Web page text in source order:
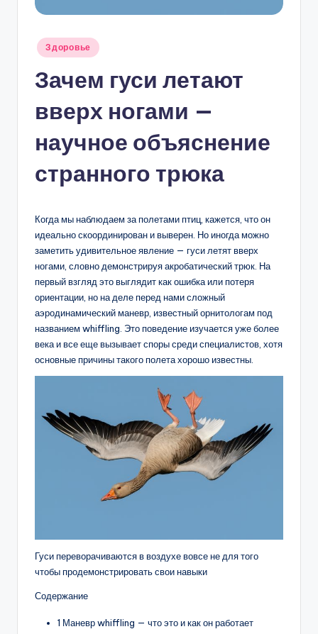
Опубликовано
Здоровье
Зачем гуси летают
вверх ногами —
научное объяснение
странного трюка
Когда мы наблюдаем за полетами птиц, кажется, что он
идеально скоординирован и выверен. Но иногда можно
заметить удивительное явление — гуси летят вверх
ногами, словно демонстрируя акробатический трюк. На
первый взгляд это выглядит как ошибка или потеря
ориентации, но на деле перед нами сложный
аэродинамический маневр, известный орнитологам под
названием whiffling. Это поведение изучается уже более
века и все еще вызывает споры среди специалистов, хотя
основные причины такого полета хорошо известны.
Гуси переворачиваются в воздухе вовсе не для того
чтобы продемонстрировать свои навыки
Содержание
1 Маневр whiffling — что это и как он работает